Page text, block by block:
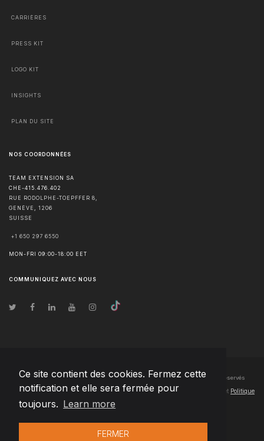
Ce site contient des cookies. Fermez cette
notification et elle sera fermée pour
toujours. Learn more
FERMER
CARRIÈRES
PRESS KIT
LOGO KIT
INSIGHTS
PLAN DU SITE
NOS COORDONNÉES
TEAM EXTENSION SA
CHE-415.476.402
RUE RODOLPHE-TOEPFFER 8,
GENÈVE
1206
SUISSE
+1 650 297 6550
MON-FRI 09:00-18:00 EET
COMMUNIQUEZ AVEC NOUS
© Droits d'auteur2026 Team Extension SA France- Tous les droits sont réservés
Changelog● En utilisant ce site, vous acceptez nos Conditions d'utilisation et Politique
de confidentialité